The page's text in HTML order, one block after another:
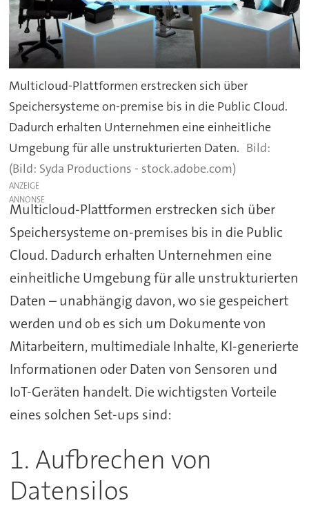
Multicloud-Plattformen erstrecken sich über
Speichersysteme on-premise bis in die Public Cloud.
Dadurch erhalten Unternehmen eine einheitliche
Umgebung für alle unstrukturierten Daten.
(Bild: Syda Productions - stock.adobe.com)
ANZEIGE
Multicloud-Plattformen erstrecken sich über
Speichersysteme on-premises bis in die Public
Cloud. Dadurch erhalten Unternehmen eine
einheitliche Umgebung für alle unstrukturierten
Daten – unabhängig davon, wo sie gespeichert
werden und ob es sich um Dokumente von
Mitarbeitern, multimediale Inhalte, KI-generierte
Informationen oder Daten von Sensoren und
IoT-Geräten handelt. Die wichtigsten Vorteile
eines solchen Set-ups sind:
1. Aufbrechen von
Datensilos